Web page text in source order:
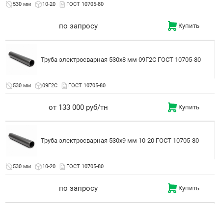
530 мм 10-20 ГОСТ 10705-80
по запросу Купить
Труба электросварная 530x8 мм 09Г2С ГОСТ 10705-80
530 мм 09Г2С ГОСТ 10705-80
от 133 000 руб/тн Купить
Труба электросварная 530x9 мм 10-20 ГОСТ 10705-80
530 мм 10-20 ГОСТ 10705-80
по запросу Купить